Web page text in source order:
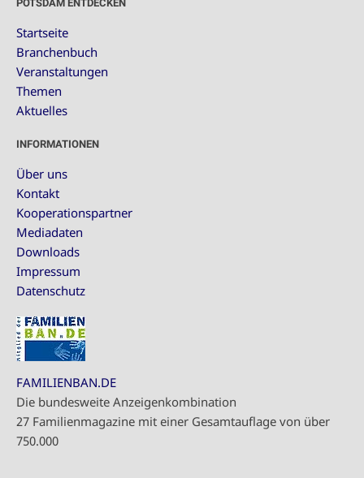
POTSDAM ENTDECKEN
Startseite
Branchenbuch
Veranstaltungen
Themen
Aktuelles
INFORMATIONEN
Über uns
Kontakt
Kooperationspartner
Mediadaten
Downloads
Impressum
Datenschutz
FAMILIENBAN.DE
Die bundesweite Anzeigenkombination
27 Familienmagazine mit einer Gesamtauflage von über
750.000